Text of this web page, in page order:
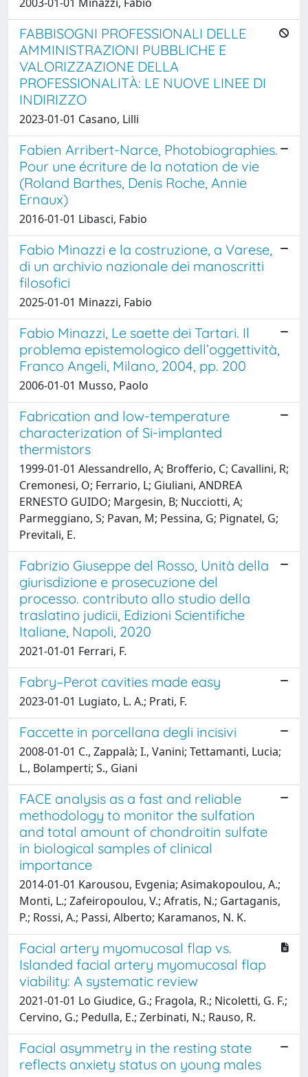
FABBISOGNI PROFESSIONALI DELLE
AMMINISTRAZIONI PUBBLICHE E
VALORIZZAZIONE DELLA
PROFESSIONALITÀ: LE NUOVE LINEE DI
INDIRIZZO
2023-01-01 Casano, Lilli
Fabien Arribert-Narce, Photobiographies.
Pour une écriture de la notation de vie
(Roland Barthes, Denis Roche, Annie
Ernaux)
2016-01-01 Libasci, Fabio
Fabio Minazzi e la costruzione, a Varese,
di un archivio nazionale dei manoscritti
filosofici
2025-01-01 Minazzi, Fabio
Fabio Minazzi, Le saette dei Tartari. Il
problema epistemologico dell’oggettività,
Franco Angeli, Milano, 2004, pp. 200
2006-01-01 Musso, Paolo
Fabrication and low-temperature
characterization of Si-implanted
thermistors
1999-01-01 Alessandrello, A; Brofferio, C; Cavallini, R;
Cremonesi, O; Ferrario, L; Giuliani, ANDREA
ERNESTO GUIDO; Margesin, B; Nucciotti, A;
Parmeggiano, S; Pavan, M; Pessina, G; Pignatel, G;
Previtali, E.
Fabrizio Giuseppe del Rosso, Unità della
giurisdizione e prosecuzione del
processo. contributo allo studio della
traslatino judicii, Edizioni Scientifiche
Italiane, Napoli, 2020
2021-01-01 Ferrari, F.
Fabry–Perot cavities made easy
2023-01-01 Lugiato, L. A.; Prati, F.
Faccette in porcellana degli incisivi
2008-01-01 C., Zappalà; I., Vanini; Tettamanti, Lucia;
L., Bolamperti; S., Giani
FACE analysis as a fast and reliable
methodology to monitor the sulfation
and total amount of chondroitin sulfate
in biological samples of clinical
importance
2014-01-01 Karousou, Evgenia; Asimakopoulou, A.;
Monti, L.; Zafeiropoulou, V.; Afratis, N.; Gartaganis,
P.; Rossi, A.; Passi, Alberto; Karamanos, N. K.
Facial artery myomucosal flap vs.
Islanded facial artery myomucosal flap
viability: A systematic review
2021-01-01 Lo Giudice, G.; Fragola, R.; Nicoletti, G. F.;
Cervino, G.; Pedulla, E.; Zerbinati, N.; Rauso, R.
Facial asymmetry in the resting state
reflects anxiety status on young males